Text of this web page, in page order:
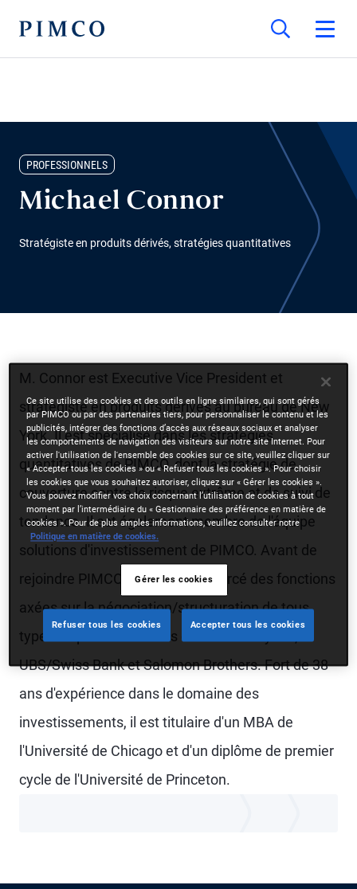
PROFESSIONNELS
Michael Connor
Stratégiste en produits dérivés, stratégies quantitatives
M. Connor est Executive Vice President et
stratégiste en produits dérivés au bureau de New
York. Il est spécialisé dans les stratégies
quantitatives de PIMCO, dont la stratégie de
couverture contre le risque extrême et de suivi de
tendance. Il est également membre de l'équipe
solutions d'investissement de PIMCO. Avant de
rejoindre PIMCO en 2012, il a exercé des fonctions
axées sur la négociation/structuration de tous
types de produits dérivés chez Merrill Lynch,
UBS/Swiss Bank et Salomon Brothers. Fort de 38
ans d'expérience dans le domaine des
investissements, il est titulaire d'un MBA de
l'Université de Chicago et d'un diplôme de premier
cycle de l'Université de Princeton.
Ce site utilise des cookies et des outils en ligne similaires, qui sont gérés
par PIMCO ou par des partenaires tiers, pour personnaliser le contenu et les
publicités, intégrer des fonctions d’accès aux réseaux sociaux et analyser
les comportements de navigation des visiteurs sur notre site Internet. Pour
activer l'utilisation de l'ensemble des cookies sur ce site, veuillez cliquer sur
« Accepter tous les cookies » ou « Refuser tous les cookies ». Pour choisir
les cookies que vous souhaitez autoriser, cliquez sur « Gérer les cookies ».
Vous pouvez modifier vos choix concernant l’utilisation de cookies à tout
moment par l’intermédiaire du « Gestionnaire des préférence en matière de
cookies ». Pour de plus amples informations, veuillez consulter notre
Politique en matière de cookies.
Gérer les cookies
Refuser tous les cookies Accepter tous les cookies